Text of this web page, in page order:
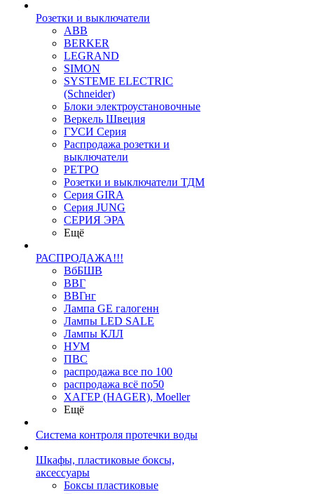
Розетки и выключатели
ABB
BERKER
LEGRAND
SIMON
SYSTEME ELECTRIC
(Schneider)
Блоки электроустановочные
Веркель Швеция
ГУСИ Серия
Распродажа розетки и
выключатели
РЕТРО
Розетки и выключатели ТДМ
Серия GIRA
Серия JUNG
СЕРИЯ ЭРА
Ещё
РАСПРОДАЖА!!!
ВбБШВ
ВВГ
ВВГнг
Лампа GE галогенн
Лампы LED SALE
Лампы КЛЛ
НУМ
ПВС
распродажа все по 100
распродажа всё по50
ХАГЕР (HAGER), Moeller
Ещё
Система контроля протечки воды
Шкафы, пластиковые боксы,
аксессуары
Боксы пластиковые